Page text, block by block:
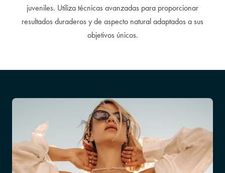
juveniles. Utiliza técnicas avanzadas para proporcionar
resultados duraderos y de aspecto natural adaptados a sus
objetivos únicos.